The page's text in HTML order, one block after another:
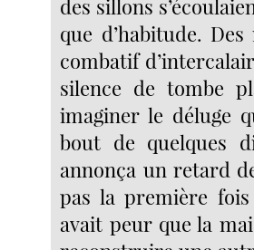
des sillons
que d’habitude.
combatif
silence de tombe
imaginer le déluge
bout de quelques
annonça un retard
pas la première
avait peur que la